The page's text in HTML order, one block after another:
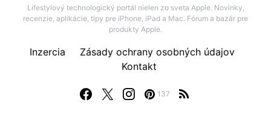
Lifestylový technologický portál nielen zo sveta Apple. Novinky,
recenzie, aplikácie, tipy pre iPhone, iPad a Mac. Fórum a bazár pre
produkty Apple.
137
Inzercia
Zásady ochrany osobných údajov
Kontakt